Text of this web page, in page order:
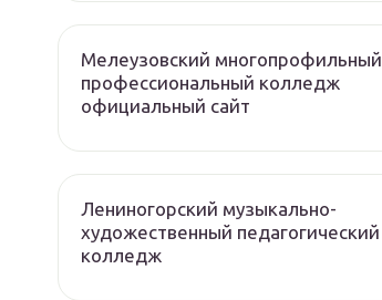
Мелеузовский многопрофильный
профессиональный колледж
официальный сайт
Лениногорский музыкально-
художественный педагогический
колледж